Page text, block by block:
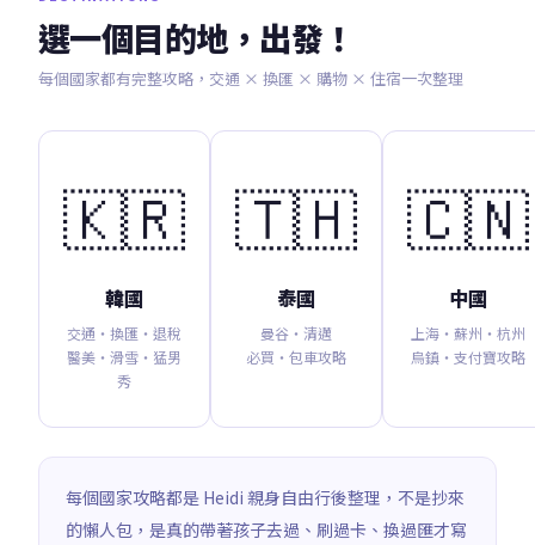
選一個目的地，出發！
每個國家都有完整攻略，交通 × 換匯 × 購物 × 住宿一次整理
🇰🇷
韓國
交通・換匯・退稅
醫美・滑雪・猛男
秀
🇹🇭
泰國
曼谷・清邁
必買・包車攻略
🇨🇳
中國
上海・蘇州・杭州
烏鎮・支付寶攻略
每個國家攻略都是 Heidi 親身自由行後整理，不是抄來
的懶人包，是真的帶著孩子去過、刷過卡、換過匯才寫